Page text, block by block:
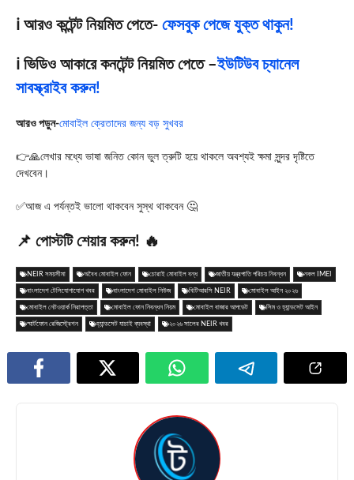
ℹ️ আরও কন্টেন্ট নিয়মিত পেতে- ফেসবুক পেজে যুক্ত থাকুন!
ℹ️ ভিডিও আকারে কনটেন্ট নিয়মিত পেতে –ইউটিউব চ্যানেল
সাবস্ক্রাইব করুন!
আরও পড়ুন-মোবাইল ক্রেতাদের জন্য বড় সুখবর
👉🙏লেখার মধ্যে ভাষা জনিত কোন ভুল ত্রুটি হয়ে থাকলে অবশ্যই ক্ষমা সুন্দর দৃষ্টিতে
দেখবেন।
✅আজ এ পর্যন্তই ভালো থাকবেন সুস্থ থাকবেন 🤔
📌 পোস্টটি শেয়ার করুন! 🔥
NEIR সময়সীমা অবৈধ মোবাইল ফোন চোরাই মোবাইল বন্ধ জাতীয় যন্ত্রপাতি পরিচয় নিবন্ধন নকল IMEI
বাংলাদেশ টেলিযোগাযোগ খবর বাংলাদেশ মোবাইল নিউজ বিটিআরসি NEIR মোবাইল আইন ২০২৬
মোবাইল নেটওয়ার্ক নিরাপত্তা মোবাইল ফোন নিবন্ধন নিয়ম মোবাইল বাজার আপডেট সিম ও হ্যান্ডসেট আইন
স্মার্টফোন রেজিস্ট্রেশন হ্যান্ডসেট যাচাই ব্যবস্থা ২০২৬ সালের NEIR খবর